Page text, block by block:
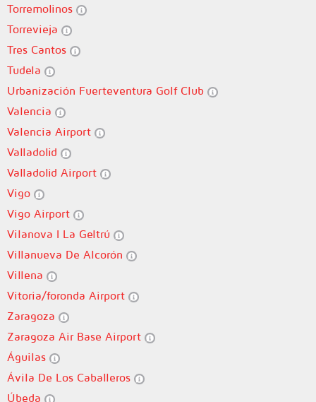
Torremolinos
Torrevieja
Tres Cantos
Tudela
Urbanización Fuerteventura Golf Club
Valencia
Valencia Airport
Valladolid
Valladolid Airport
Vigo
Vigo Airport
Vilanova I La Geltrú
Villanueva De Alcorón
Villena
Vitoria/foronda Airport
Zaragoza
Zaragoza Air Base Airport
Águilas
Ávila De Los Caballeros
Úbeda